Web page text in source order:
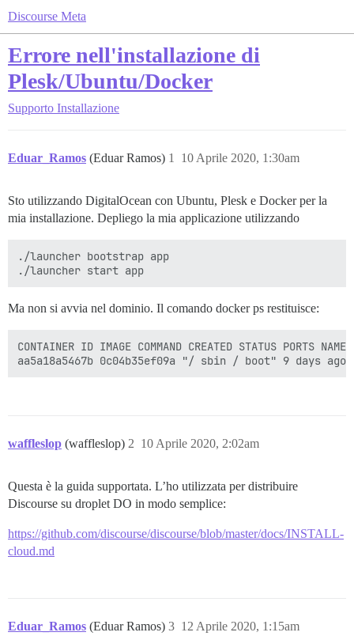
Discourse Meta
Errore nell'installazione di
Plesk/Ubuntu/Docker
Supporto Installazione
Eduar_Ramos (Eduar Ramos) 10 Aprile 2020, 1:30am
1
Sto utilizzando DigitalOcean con Ubuntu, Plesk e Docker per la
mia installazione. Depliego la mia applicazione utilizzando
./launcher bootstrap app
Ma non si avvia nel dominio. Il comando docker ps restituisce:
CONTAINER ID IMAGE COMMAND CREATED STATUS PORTS NAMES
waffleslop (waffleslop) 10 Aprile 2020, 2:02am
2
Questa è la guida supportata. L’ho utilizzata per distribuire
Discourse su droplet DO in modo semplice:
https://github.com/discourse/discourse/blob/master/docs/INSTALL-
cloud.md
Eduar_Ramos (Eduar Ramos) 12 Aprile 2020, 1:15am
3